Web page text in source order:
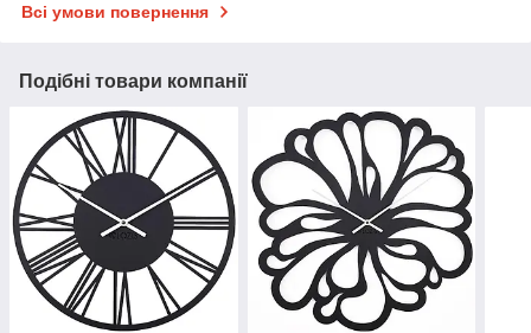
Всі умови повернення
Подібні товари компанії